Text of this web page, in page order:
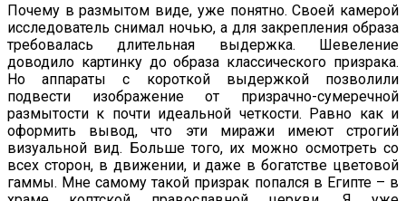
Почему в размытом виде, уже понятно. Своей камерой
исследователь снимал ночью, а для закрепления образа
требовалась длительная выдержка. Шевеление
доводило картинку до образа классического призрака.
Но аппараты с короткой выдержкой позволили
подвести изображение от призрачно-сумеречной
размытости к почти идеальной четкости. Равно как и
оформить вывод, что эти миражи имеют строгий
визуальной вид. Больше того, их можно осмотреть со
всех сторон, в движении, и даже в богатстве цветовой
гаммы. Мне самому такой призрак попался в Египте – в